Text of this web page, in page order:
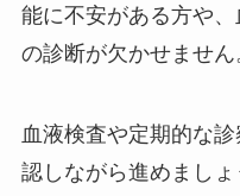
能に不安がある方や
の診断が欠かせません
血液検査や定期的な
認しながら進めまし